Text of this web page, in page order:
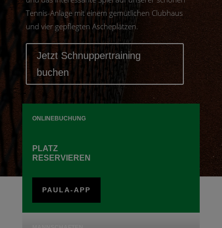
Tennis-Anlage mit einem gemütlichen Clubhaus
und vier gepflegten Ascheplätzen.
Jetzt Schnuppertraining
buchen
ONLINEBUCHUNG
PLATZ
RESERVIEREN
PAULA-APP